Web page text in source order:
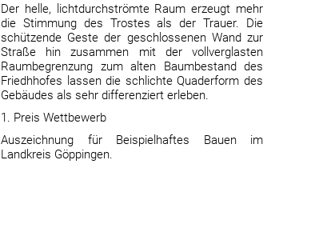
Der helle, lichtdurchströmte Raum erzeugt mehr
die Stimmung des Trostes als der Trauer. Die
schützende Geste der geschlossenen Wand zur
Straße hin zusammen mit der vollverglasten
Raumbegrenzung zum alten Baumbestand des
Friedhhofes lassen die schlichte Quaderform des
Gebäudes als sehr differenziert erleben.
1. Preis Wettbewerb
Auszeichnung für Beispielhaftes Bauen im
Landkreis Göppingen.